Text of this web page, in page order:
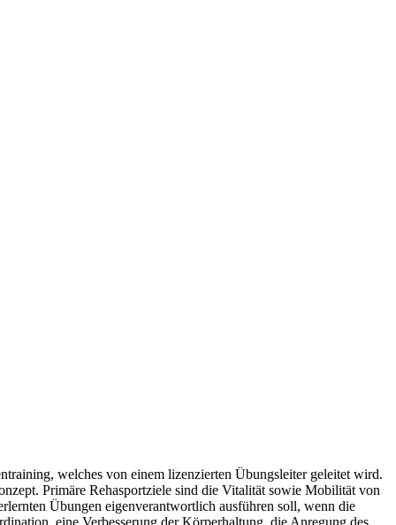
welches von einem lizenzierten Übungsleiter geleitet wird.
Primäre Rehasportziele sind die Vitalität sowie Mobilität von
Übungen eigenverantwortlich ausführen soll, wenn die
eine Verbesserung der Körperhaltung, die Anregung des